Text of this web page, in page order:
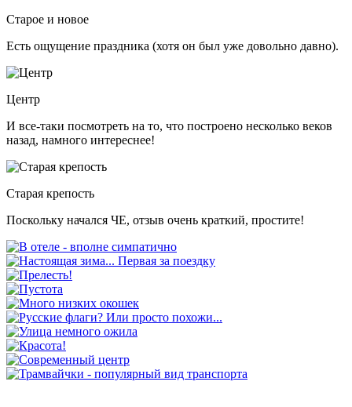
Старое и новое
Есть ощущение праздника (хотя он был уже довольно давно).
Центр
И все-таки посмотреть на то, что построено несколько веков
назад, намного интереснее!
Старая крепость
Поскольку начался ЧЕ, отзыв очень краткий, простите!